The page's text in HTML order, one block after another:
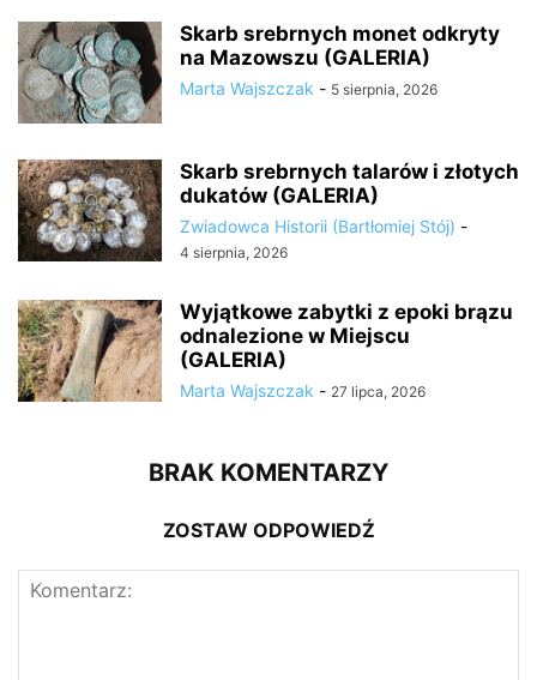
Skarb srebrnych monet odkryty
na Mazowszu (GALERIA)
Marta Wajszczak - 5 sierpnia, 2026
Skarb srebrnych talarów i złotych
dukatów (GALERIA)
Zwiadowca Historii (Bartłomiej Stój) -
4 sierpnia, 2026
Wyjątkowe zabytki z epoki brązu
odnalezione w Miejscu
(GALERIA)
Marta Wajszczak - 27 lipca, 2026
BRAK KOMENTARZY
ZOSTAW ODPOWIEDŹ